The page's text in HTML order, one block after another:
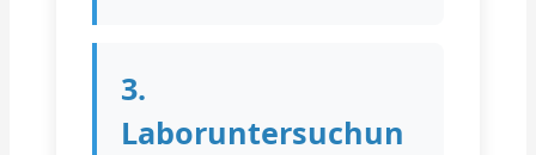
3.
Laboruntersuchun